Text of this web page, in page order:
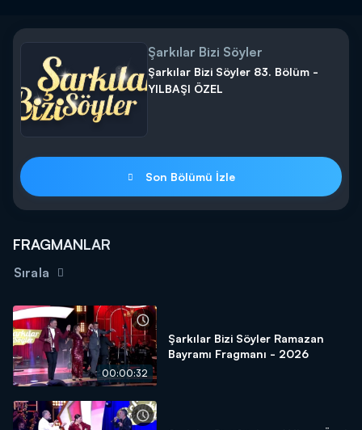
Şarkılar Bizi Söyler
Şarkılar Bizi Söyler 83. Bölüm -
YILBAŞI ÖZEL
Son Bölümü İzle
FRAGMANLAR
Sırala
00:00:32
Şarkılar Bizi Söyler Ramazan
Bayramı Fragmanı - 2026